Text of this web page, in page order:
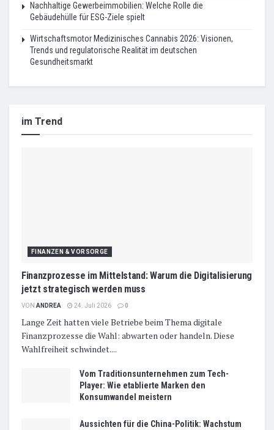
Nachhaltige Gewerbeimmobilien: Welche Rolle die
Gebäudehülle für ESG-Ziele spielt
Wirtschaftsmotor Medizinisches Cannabis 2026: Visionen,
Trends und regulatorische Realität im deutschen
Gesundheitsmarkt
im Trend
FINANZEN & VORSORGE
Finanzprozesse im Mittelstand: Warum die Digitalisierung
jetzt strategisch werden muss
VON ANDREA 24. Juli 2026 0
Lange Zeit hatten viele Betriebe beim Thema digitale
Finanzprozesse die Wahl: abwarten oder handeln. Diese
Wahlfreiheit schwindet....
Vom Traditionsunternehmen zum Tech-
Player: Wie etablierte Marken den
Konsumwandel meistern
Aussichten für die China-Politik: Wachstum